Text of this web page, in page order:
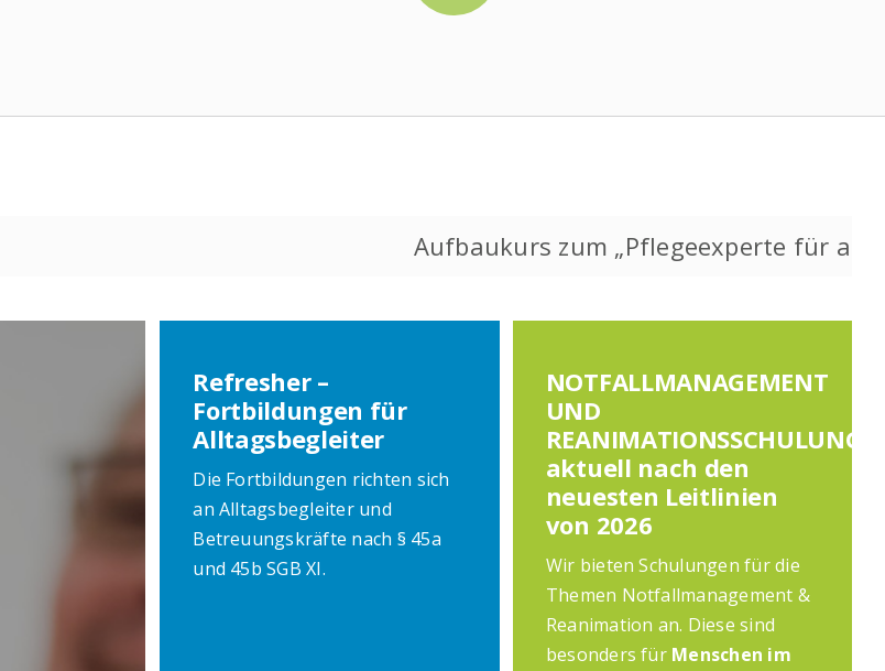
Aufbaukurs zum „Pflegeexperte für
Refresher –
Fortbildungen für
Alltagsbegleiter
Die Fortbildungen richten sich
an Alltagsbegleiter und
Betreuungskräfte nach § 45a
und 45b SGB XI.
NOTFALLMANAGEMENT
UND
aktuell nach den
neuesten Leitlinien
von 2026
Wir bieten Schulungen für die
Themen Notfallmanagement &
Reanimation an. Diese sind
besonders für Menschen im